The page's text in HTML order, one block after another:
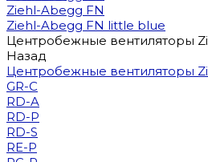
Ziehl-Abegg FN
Ziehl-Abegg FN little blue
Центробежные вентиляторы
Назад
Центробежные вентиляторы
GR-C
RD-A
RD-P
RD-S
RE-P